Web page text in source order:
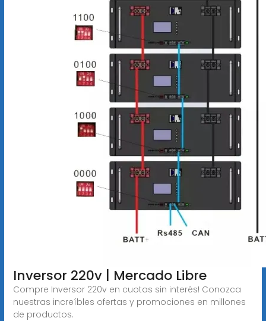
Inversor 220v | Mercado Libre
Compre Inversor 220v en cuotas sin interés! Conozca
nuestras increíbles ofertas y promociones en millones
de productos.